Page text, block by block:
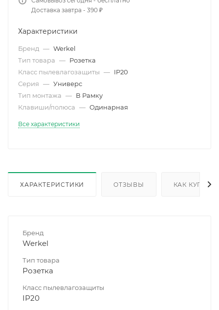
Доставка завтра - 390 ₽
Характеристики
Бренд — Werkel
Тип товара — Розетка
Класс пылевлагозащиты — IP20
Серия — Универс
Тип монтажа — В Рамку
Клавиши/полюса — Одинарная
Все характеристики
ХАРАКТЕРИСТИКИ ОТЗЫВЫ КАК КУПИТЬ
Бренд
Werkel
Тип товара
Розетка
Класс пылевлагозащиты
IP20